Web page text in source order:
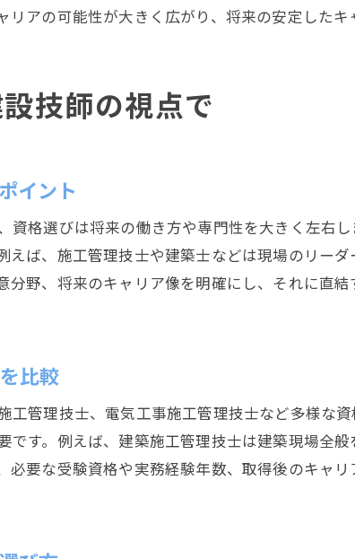
建設技師の現場対応力を高める実践ポ
アの可能性が大きく広がり、将来の安定したキ
技師の視点で
イント
格選びは将来の働き方や専門性を大きく左右
えば、施工管理技士や建築士などは現場のリー
分野、将来のキャリア像を明確にし、それに直
比較
工管理技士、電気工事施工管理技士など多様な
です。例えば、建築施工管理技士は建築現場全
必要な受験資格や実務経験年数、取得後のキャ